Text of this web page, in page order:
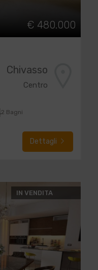
€ 480.000
Chivasso
Centro
2 Bagni
Dettagli
IN VENDITA